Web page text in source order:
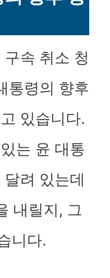
속 취소 청
통령의 향후
있습니다.
는 윤 대통
려 있는데
내릴지, 그
니다.